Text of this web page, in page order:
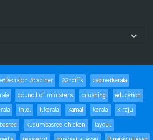
#cabinet 22ndiffk
cabinetkerala
council of ministers crushing
education
intel itkerala kamal kerala
k raju
kudumbasree chicken
layout